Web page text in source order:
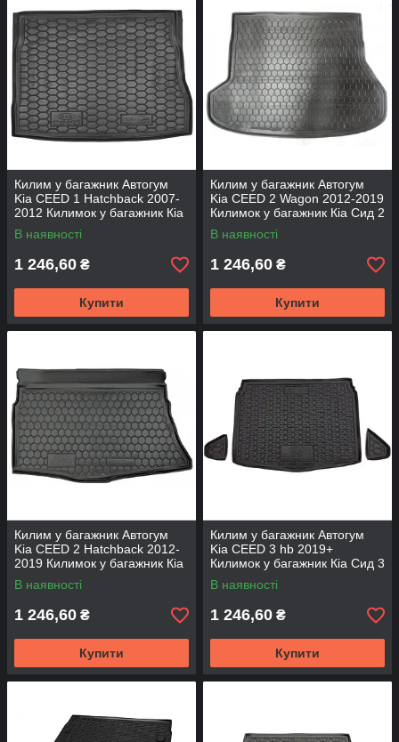
Килим у багажник Автогум
Kia CEED 1 Hatchback 2007-
2012 Килимок у багажник Кіа
Сид 1 хетчбек Авто килимок
на Кіа
В наявності
1 246,60 ₴
Купити
Килим у багажник Автогум
Kia CEED 2 Wagon 2012-2019
Килимок у багажник Кіа Сид 2
універсал Авто килимок на
Кіа
В наявності
1 246,60 ₴
Купити
Килим у багажник Автогум
Kia CEED 2 Hatchback 2012-
2019 Килимок у багажник Кіа
Сид 2 хетчбек Авто килимок
на Кіа
В наявності
1 246,60 ₴
Купити
Килим у багажник Автогум
Kia CEED 3 hb 2019+
Килимок у багажник Кіа Сид 3
хетчбек Авто килимок нижня
полиця
В наявності
1 246,60 ₴
Купити